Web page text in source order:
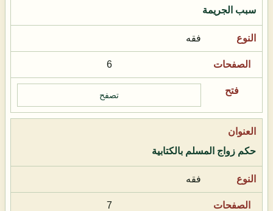
سبب الجريمة
فقه
6
تصفح
حكم زواج المسلم بالكتابية
فقه
7